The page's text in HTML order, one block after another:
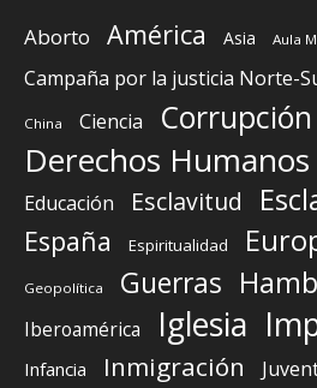
Aborto América Asia Aula
Campaña por la justicia Norte-
China Ciencia Corrupción
Derechos Humanos
Educación Esclavitud
España Espiritualidad
Geopolítica Guerras
Iberoamérica Iglesia
Infancia Inmigración